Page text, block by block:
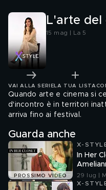
L'arte del
15 mag | La 5
VAI ALLA SERIE LA TUA LISTA
Quando arte e cinema si
d'incontro è in territori
arriva fino ai festival.
Guarda anche
PROSSIMO VIDEO
X-
In Her
29 lug |
X-